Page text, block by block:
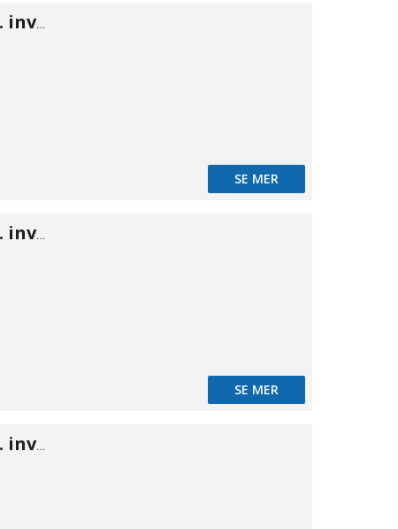
ISO B nippel m. inv gänga 1/8"
SE MER
ISO B nippel m. inv gänga 1/4"
SE MER
ISO B nippel m. inv gänga 3/8"